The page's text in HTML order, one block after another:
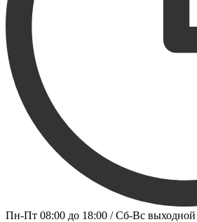
Пн-Пт 08:00 до 18:00 / Сб-Вс выходной